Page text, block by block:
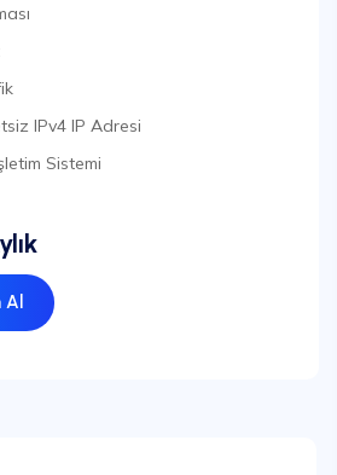
IPv4 IP Adresi
Sistemi